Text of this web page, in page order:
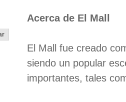
Acerca de El Mall
El Mall fue creado
siendo un popular
importantes, tales